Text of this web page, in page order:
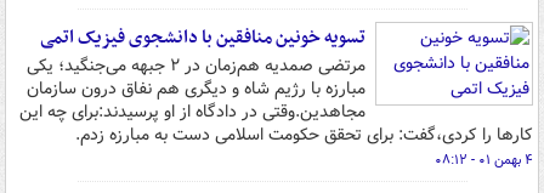
تسویه خونین منافقین با دانشجوی فیزیک اتمی
مرتضی صمدیه هم‌زمان در ۲ جبهه می‌جنگید؛ یکی
مبارزه با رژیم شاه و دیگری هم نفاق درون سازمان
مجاهدین.وقتی در دادگاه از او پرسیدند:برای چه این
کارها را کردی،گفت: برای تحقق حکومت اسلامی دست به مبارزه زدم.
۴ بهمن ۰۱ - ۰۸:۱۲